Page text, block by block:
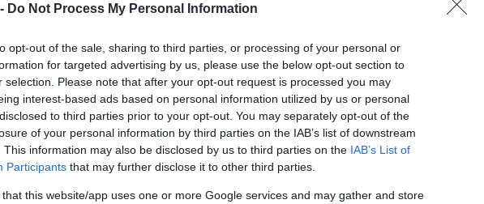
Do Not Process My Personal Information
opt-out of the sale, sharing to third parties, or processing of your personal or
for targeted advertising by us, please use the below opt-out section to
selection. Please note that after your opt-out request is processed you may
interest-based ads based on personal information utilized by us or personal
to third parties prior to your opt-out. You may separately opt-out of the
of your personal information by third parties on the IAB’s list of downstream
This information may also be disclosed by us to third parties on the IAB’s List of
Participants that may further disclose it to other third parties.
that this website/app uses one or more Google services and may gather and store
sulla sabbia, coinvolgendo squadre di
organizzativa pensata per attirare